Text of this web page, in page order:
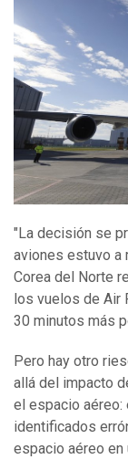
"La decisión se
aviones estuvo a
Corea del Norte
los vuelos de Air
30 minutos más
Pero hay otro
allá del impacto
el espacio aéreo:
identificados
espacio aéreo en